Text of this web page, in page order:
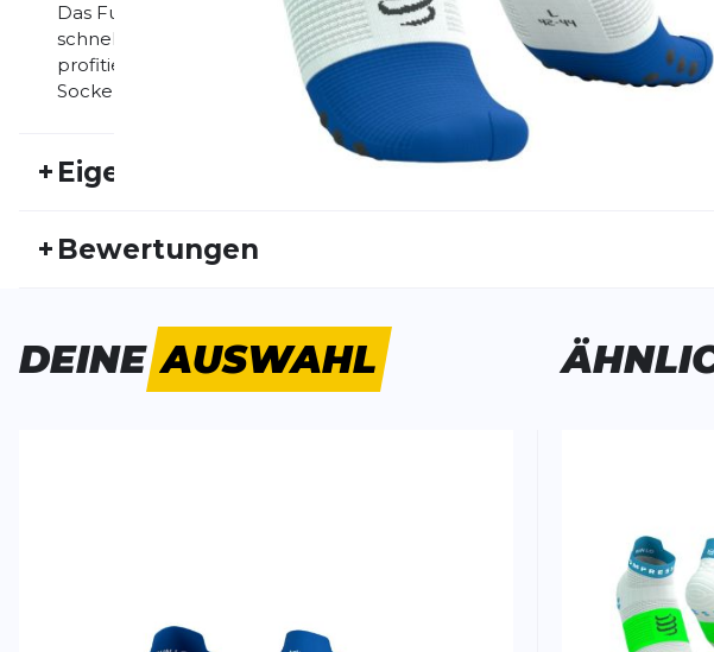
Das Funktionsmaterial transportiert Feuchtigkeit schnell ab und sorgt
schnellen Einheiten. Ideal für Intervalle, Wettkämpfe und lange
profitieren von verbesserter Stabilität, präzisem Halt und natürlichem
Socke ermöglicht volle Bewegungsfreiheit und ein direktes Bodengefühl.
+ Eigenschaften
Geschlecht:
+ Bewertungen
Bisher hat noch niemand dieses Produkt bewertet.
SCHREIBE EINE BEWERTUNG
Überschrift
DEINEAUSWAHL